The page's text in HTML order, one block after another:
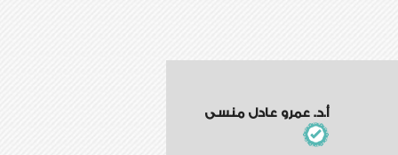
أ.د. عمرو عادل منسى